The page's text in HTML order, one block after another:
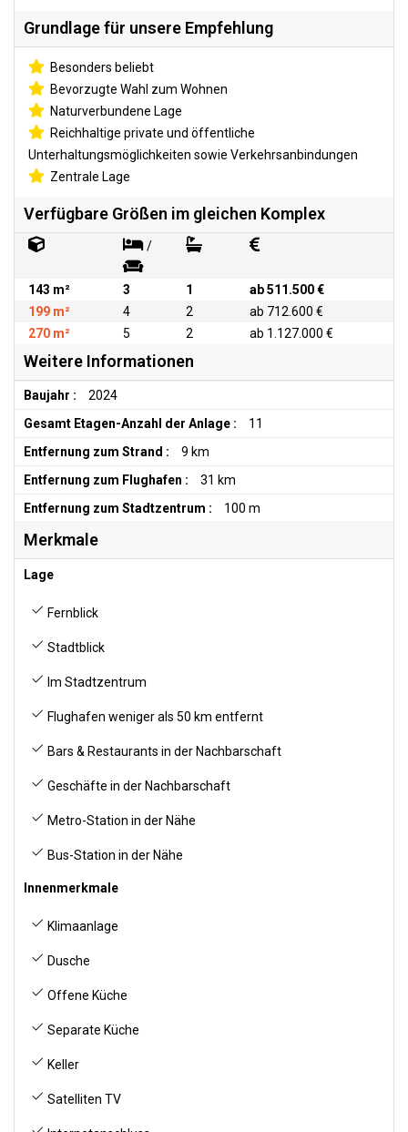
Grundlage für unsere Empfehlung
Besonders beliebt
Bevorzugte Wahl zum Wohnen
Naturverbundene Lage
Reichhaltige private und öffentliche
Unterhaltungsmöglichkeiten sowie Verkehrsanbindungen
Zentrale Lage
Verfügbare Größen im gleichen Komplex
/
143 m² 3 1
ab 511.500 €
199 m²
4 2
ab 712.600 €
270 m²
5 2 ab 1.127.000 €
Weitere Informationen
Baujahr :
2024
Gesamt Etagen-Anzahl der Anlage :
11
Entfernung zum Strand :
9 km
Entfernung zum Flughafen :
31 km
Entfernung zum Stadtzentrum :
100 m
Merkmale
Lage
Fernblick
Stadtblick
Im Stadtzentrum
Flughafen weniger als 50 km entfernt
Bars & Restaurants in der Nachbarschaft
Geschäfte in der Nachbarschaft
Metro-Station in der Nähe
Bus-Station in der Nähe
Innenmerkmale
Klimaanlage
Dusche
Offene Küche
Separate Küche
Keller
Satelliten TV